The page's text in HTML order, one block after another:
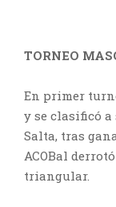
TORNEO
En primer
y se clasificó
Salta, tras
ACOBal
triangular.